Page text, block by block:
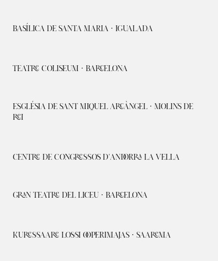
BASÍLICA DE SANTA MARIA · IGUALADA
TEATRE COLISEUM · BARCELONA
ESGLÉSIA DE SANT MIQUEL ARCÀNGEL · MOLINS DE
REI
CENTRE DE CONGRESSOS D'ANDORRA LA VELLA
GRAN TEATRE DEL LICEU · BARCELONA
KURESSAARE LOSSI OOPERIMAJAS · SAAREMA